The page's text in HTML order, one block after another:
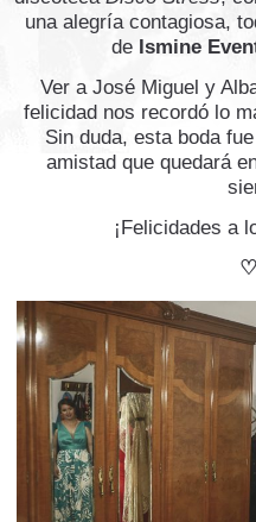
una alegría contagiosa,
de Ismine
Ver a José Miguel y
felicidad nos recordó lo
Sin duda, esta boda
amistad que quedará
¡Felicidades a